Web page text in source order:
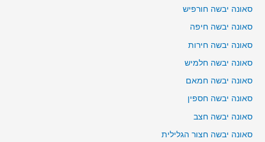
סאונה יבשה חורפיש
סאונה יבשה חיפה
סאונה יבשה חירות
סאונה יבשה חלמיש
סאונה יבשה חמאם
סאונה יבשה חספין
סאונה יבשה חצב
סאונה יבשה חצור הגלילית